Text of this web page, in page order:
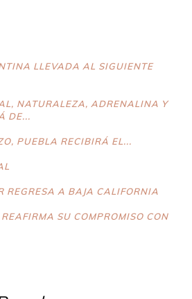
LLEVADA AL SIGUIENTE
NATURALEZA, ADRENALINA Y
DE...
PUEBLA RECIBIRÁ EL...
REGRESA A BAJA CALIFORNIA
SU COMPROMISO CON